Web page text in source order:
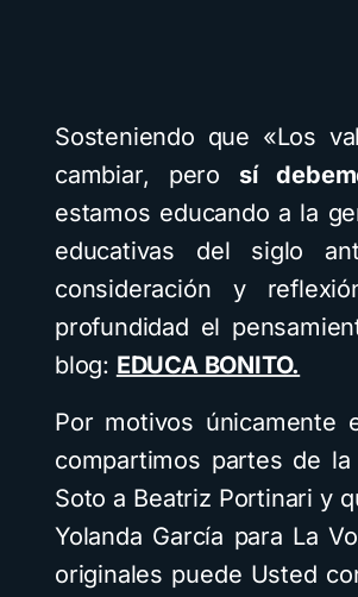
Sosteniendo que «Los
cambiar, pero sí
estamos educando a la
educativas del siglo
consideración y
profundidad el
blog: EDUCA BONITO.
Por motivos únicamente
compartimos partes de
Soto a Beatriz Portinari y
Yolanda García para La
originales puede Usted